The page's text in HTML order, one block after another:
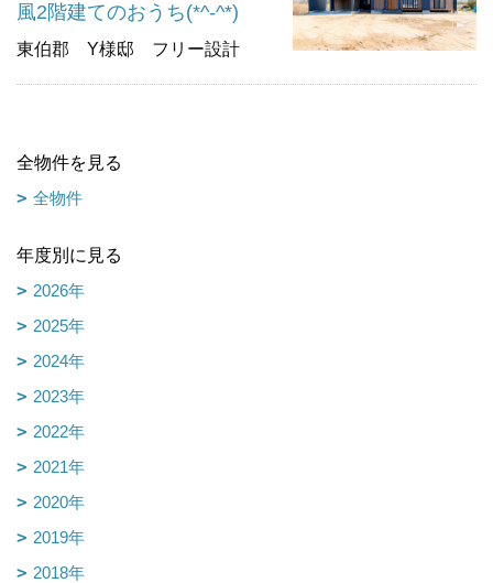
風2階建てのおうち(*^-^*)
東伯郡 Y様邸 フリー設計
全物件を見る
全物件
年度別に見る
2026年
2025年
2024年
2023年
2022年
2021年
2020年
2019年
2018年